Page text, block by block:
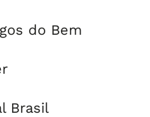
do Bem
Brasil